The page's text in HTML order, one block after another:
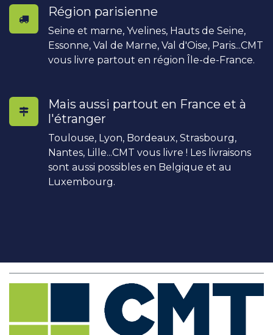
Région parisienne
Seine et marne, Yvelines, Hauts de Seine,
Essonne, Val de Marne, Val d'Oise, Paris...CMT
vous livre partout en région Île-de-France.
Mais aussi partout en France et à
l'étranger
Toulouse, Lyon, Bordeaux, Strasbourg,
Nantes, Lille...CMT vous livre ! Les livraisons
sont aussi possibles en Belgique et au
Luxembourg.